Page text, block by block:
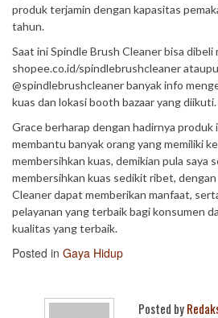
produk terjamin dengan kapasitas
tahun.
Saat ini Spindle Brush Cleaner bisa
shopee.co.id/spindlebrushcleaner
@spindlebrushcleaner banyak info
kuas dan lokasi booth bazaar yang diikuti.
Grace berharap dengan hadirnya produk
membantu banyak orang yang memiliki
membersihkan kuas, demikian pula saya
membersihkan kuas sedikit ribet,
Cleaner dapat memberikan manfaat,
pelayanan yang terbaik bagi konsumen
kualitas yang terbaik.
Posted in Gaya Hidup
Posted by